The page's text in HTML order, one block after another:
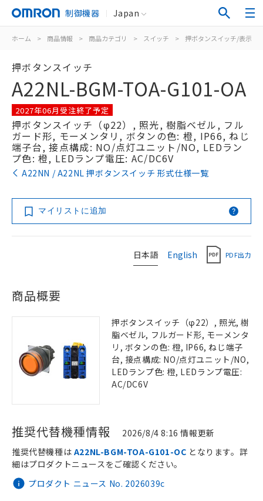
制御機器 Japan
ホーム > 商品情報 > 商品カテゴリ > スイッチ > 押ボタンスイッチ/表示灯
押ボタンスイッチ
A22NL-BGM-TOA-G101-OA
2027年06月受注終了予定
押ボタンスイッチ（φ22）, 照光, 樹脂ベゼル, フル
ガード形, モーメンタリ, ボタンの色: 橙, IP66, ねじ
端子台, 接点構成: NO/点灯ユニット/NO, LEDラン
プ色: 橙, LEDランプ電圧: AC/DC6V
A22NN / A22NL 押ボタンスイッチ 形式仕様一覧
マイリストに追加
日本語 English PDF出力
商品概要
押ボタンスイッチ（φ22）, 照光, 樹
脂ベゼル, フルガード形, モーメンタ
リ, ボタンの色: 橙, IP66, ねじ端子
台, 接点構成: NO/点灯ユニット/NO,
LEDランプ色: 橙, LEDランプ電圧:
AC/DC6V
推奨代替機種情報 2026/8/4 8:16 情報更新
プロダクト ニュース No. 2026039c
推奨代替機種は A22NL-BGM-TOA-G101-OC となります。詳
細はプロダクトニュースをご確認ください。